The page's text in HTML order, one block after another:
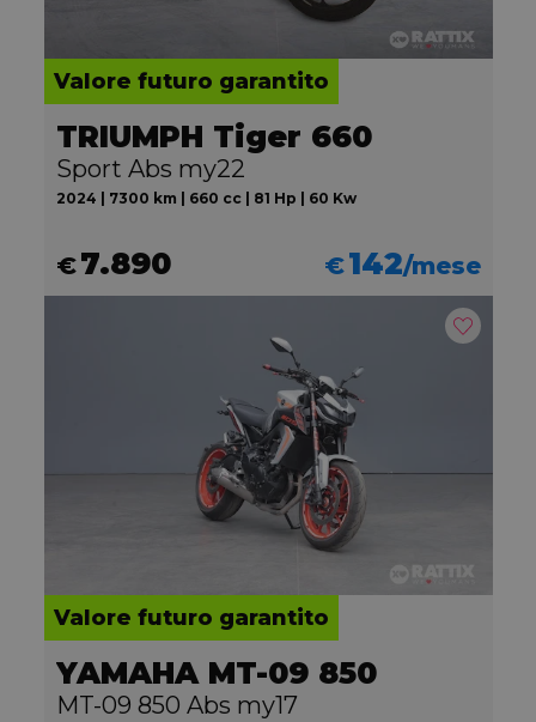
Valore futuro garantito
TRIUMPH Tiger 660
Sport Abs my22
2024 | 7300 km | 660 cc | 81 Hp | 60 Kw
€7.890 €142/mese
Valore futuro garantito
YAMAHA MT-09 850
MT-09 850 Abs my17